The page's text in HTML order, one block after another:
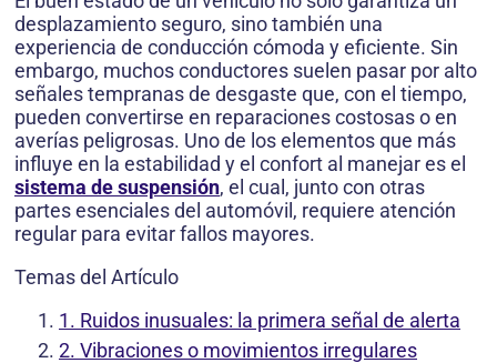
desplazamiento seguro, sino también una
experiencia de conducción cómoda y eficiente. Sin
embargo, muchos conductores suelen pasar por alto
señales tempranas de desgaste que, con el tiempo,
pueden convertirse en reparaciones costosas o en
averías peligrosas. Uno de los elementos que más
influye en la estabilidad y el confort al manejar es el
sistema de suspensión, el cual, junto con otras
partes esenciales del automóvil, requiere atención
regular para evitar fallos mayores.
Temas del Artículo
1. Ruidos inusuales: la primera señal de alerta
2. Vibraciones o movimientos irregulares